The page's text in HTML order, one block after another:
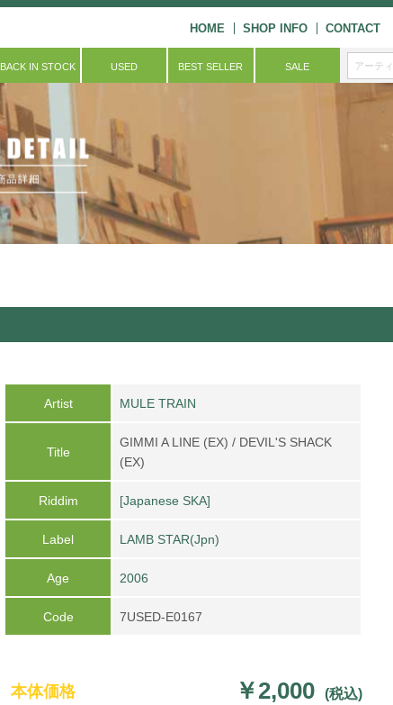
HOME SHOP INFO CONTACT
BACK IN STOCK USED BEST SELLER SALE
Artist MULE TRAIN
Title
GIMMI A LINE (EX) / DEVIL'S SHACK
(EX)
Riddim [Japanese SKA]
Label LAMB STAR(Jpn)
Age 2006
Code 7USED-E0167
本体価格 ￥2,000 (税込)